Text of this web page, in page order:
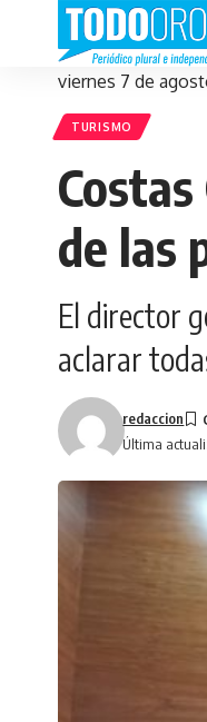
viernes 7 de
TURISMO
de las
El director
aclarar
Última
redaccion